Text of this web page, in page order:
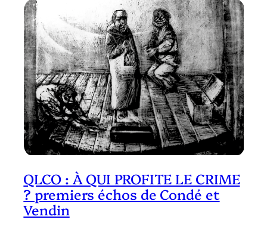
QLCO : À QUI PROFITE LE CRIME
? premiers échos de Condé et
Vendin